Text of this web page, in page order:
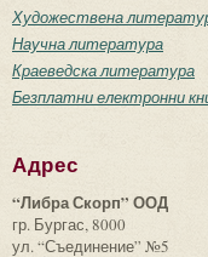
Художествена
Научна литература
Краеведска литература
Безплатни електронни
Адрес
“Либра Скорп” ООД
гр. Бургас, 8000
ул. “Съединение” №5